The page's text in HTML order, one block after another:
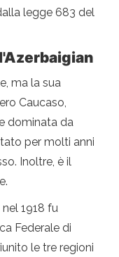
legge 683 del
ma la sua
Caucaso,
dominata da
per molti anni
Inoltre, è il
1918 fu
Federale di
le tre regioni